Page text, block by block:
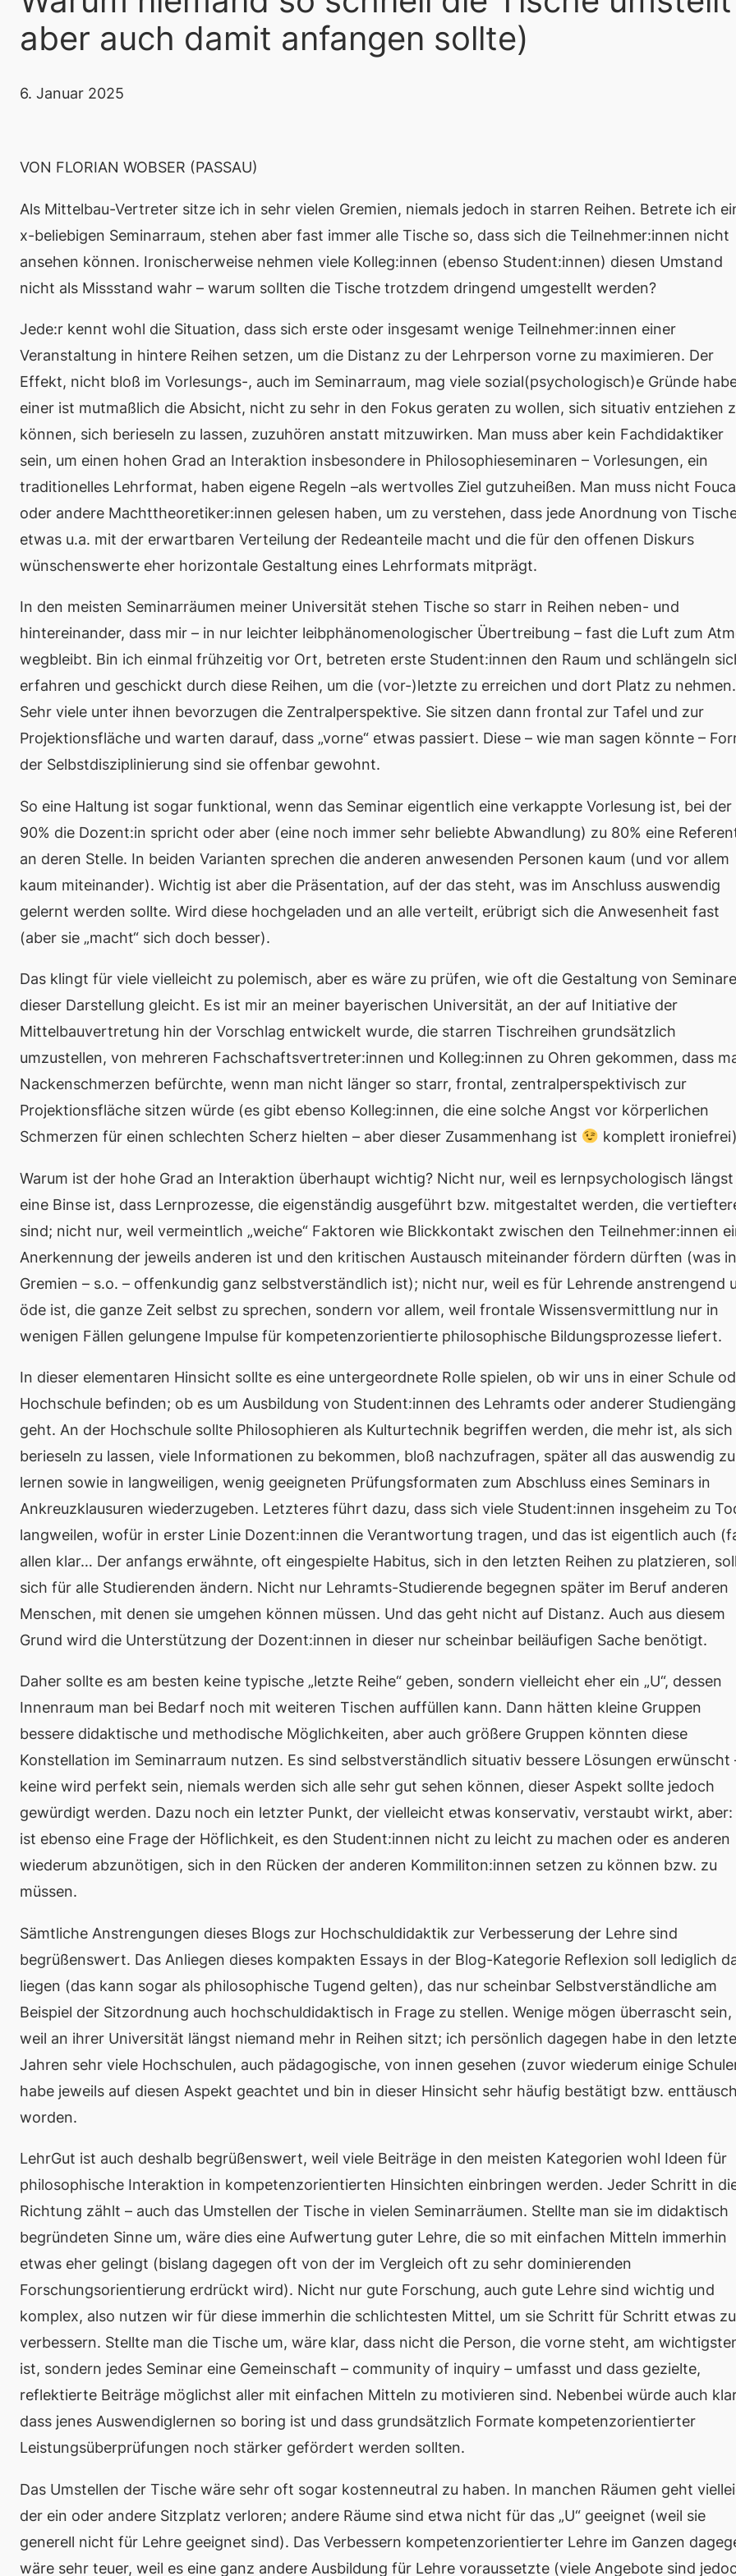
aber auch damit anfangen sollte)
6. Januar 2025
VON FLORIAN WOBSER (PASSAU)
Als Mittelbau-Vertreter sitze ich in sehr vielen Gremien, niemals jedoch in starren Reihen. Betrete ich
x-beliebigen Seminarraum, stehen aber fast immer alle Tische so, dass sich die Teilnehmer:innen nicht
ansehen können. Ironischerweise nehmen viele Kolleg:innen (ebenso Student:innen) diesen Umstand
nicht als Missstand wahr – warum sollten die Tische trotzdem dringend umgestellt werden?
Jede:r kennt wohl die Situation, dass sich erste oder insgesamt wenige Teilnehmer:innen einer
Veranstaltung in hintere Reihen setzen, um die Distanz zu der Lehrperson vorne zu maximieren. Der
Effekt, nicht bloß im Vorlesungs-, auch im Seminarraum, mag viele sozial(psychologisch)e Gründe
einer ist mutmaßlich die Absicht, nicht zu sehr in den Fokus geraten zu wollen, sich situativ entziehen
können, sich berieseln zu lassen, zuzuhören anstatt mitzuwirken. Man muss aber kein Fachdidaktiker
sein, um einen hohen Grad an Interaktion insbesondere in Philosophieseminaren – Vorlesungen, ein
traditionelles Lehrformat, haben eigene Regeln –als wertvolles Ziel gutzuheißen. Man muss nicht
oder andere Machttheoretiker:innen gelesen haben, um zu verstehen, dass jede Anordnung von
etwas u.a. mit der erwartbaren Verteilung der Redeanteile macht und die für den offenen Diskurs
wünschenswerte eher horizontale Gestaltung eines Lehrformats mitprägt.
In den meisten Seminarräumen meiner Universität stehen Tische so starr in Reihen neben- und
hintereinander, dass mir – in nur leichter leibphänomenologischer Übertreibung – fast die Luft zum
wegbleibt. Bin ich einmal frühzeitig vor Ort, betreten erste Student:innen den Raum und schlängeln
erfahren und geschickt durch diese Reihen, um die (vor-)letzte zu erreichen und dort Platz zu nehmen.
Sehr viele unter ihnen bevorzugen die Zentralperspektive. Sie sitzen dann frontal zur Tafel und zur
Projektionsfläche und warten darauf, dass „vorne“ etwas passiert. Diese – wie man sagen könnte –
der Selbstdisziplinierung sind sie offenbar gewohnt.
So eine Haltung ist sogar funktional, wenn das Seminar eigentlich eine verkappte Vorlesung ist, bei der
90% die Dozent:in spricht oder aber (eine noch immer sehr beliebte Abwandlung) zu 80% eine
an deren Stelle. In beiden Varianten sprechen die anderen anwesenden Personen kaum (und vor allem
kaum miteinander). Wichtig ist aber die Präsentation, auf der das steht, was im Anschluss auswendig
gelernt werden sollte. Wird diese hochgeladen und an alle verteilt, erübrigt sich die Anwesenheit fast
(aber sie „macht“ sich doch besser).
Das klingt für viele vielleicht zu polemisch, aber es wäre zu prüfen, wie oft die Gestaltung von
dieser Darstellung gleicht. Es ist mir an meiner bayerischen Universität, an der auf Initiative der
Mittelbauvertretung hin der Vorschlag entwickelt wurde, die starren Tischreihen grundsätzlich
umzustellen, von mehreren Fachschaftsvertreter:innen und Kolleg:innen zu Ohren gekommen, dass
Nackenschmerzen befürchte, wenn man nicht länger so starr, frontal, zentralperspektivisch zur
Projektionsfläche sitzen würde (es gibt ebenso Kolleg:innen, die eine solche Angst vor körperlichen
Schmerzen für einen schlechten Scherz hielten – aber dieser Zusammenhang ist
komplett
Warum ist der hohe Grad an Interaktion überhaupt wichtig? Nicht nur, weil es lernpsychologisch längst
eine Binse ist, dass Lernprozesse, die eigenständig ausgeführt bzw. mitgestaltet werden, die
sind; nicht nur, weil vermeintlich „weiche“ Faktoren wie Blickkontakt zwischen den Teilnehmer:innen
Anerkennung der jeweils anderen ist und den kritischen Austausch miteinander fördern dürften (was in
Gremien – s.o. – offenkundig ganz selbstverständlich ist); nicht nur, weil es für Lehrende anstrengend
öde ist, die ganze Zeit selbst zu sprechen, sondern vor allem, weil frontale Wissensvermittlung nur in
wenigen Fällen gelungene Impulse für kompetenzorientierte philosophische Bildungsprozesse liefert.
In dieser elementaren Hinsicht sollte es eine untergeordnete Rolle spielen, ob wir uns in einer Schule
Hochschule befinden; ob es um Ausbildung von Student:innen des Lehramts oder anderer
geht. An der Hochschule sollte Philosophieren als Kulturtechnik begriffen werden, die mehr ist, als sich
berieseln zu lassen, viele Informationen zu bekommen, bloß nachzufragen, später all das auswendig zu
lernen sowie in langweiligen, wenig geeigneten Prüfungsformaten zum Abschluss eines Seminars in
Ankreuzklausuren wiederzugeben. Letzteres führt dazu, dass sich viele Student:innen insgeheim zu
langweilen, wofür in erster Linie Dozent:innen die Verantwortung tragen, und das ist eigentlich auch
allen klar… Der anfangs erwähnte, oft eingespielte Habitus, sich in den letzten Reihen zu platzieren,
sich für alle Studierenden ändern. Nicht nur Lehramts-Studierende begegnen später im Beruf anderen
Menschen, mit denen sie umgehen können müssen. Und das geht nicht auf Distanz. Auch aus diesem
Grund wird die Unterstützung der Dozent:innen in dieser nur scheinbar beiläufigen Sache benötigt.
Daher sollte es am besten keine typische „letzte Reihe“ geben, sondern vielleicht eher ein „U“, dessen
Innenraum man bei Bedarf noch mit weiteren Tischen auffüllen kann. Dann hätten kleine Gruppen
bessere didaktische und methodische Möglichkeiten, aber auch größere Gruppen könnten diese
Konstellation im Seminarraum nutzen. Es sind selbstverständlich situativ bessere Lösungen erwünscht
keine wird perfekt sein, niemals werden sich alle sehr gut sehen können, dieser Aspekt sollte jedoch
gewürdigt werden. Dazu noch ein letzter Punkt, der vielleicht etwas konservativ, verstaubt wirkt, aber:
ist ebenso eine Frage der Höflichkeit, es den Student:innen nicht zu leicht zu machen oder es anderen
wiederum abzunötigen, sich in den Rücken der anderen Kommiliton:innen setzen zu können bzw. zu
müssen.
Sämtliche Anstrengungen dieses Blogs zur Hochschuldidaktik zur Verbesserung der Lehre sind
begrüßenswert. Das Anliegen dieses kompakten Essays in der Blog-Kategorie Reflexion soll lediglich
liegen (das kann sogar als philosophische Tugend gelten), das nur scheinbar Selbstverständliche am
Beispiel der Sitzordnung auch hochschuldidaktisch in Frage zu stellen. Wenige mögen überrascht sein,
weil an ihrer Universität längst niemand mehr in Reihen sitzt; ich persönlich dagegen habe in den
Jahren sehr viele Hochschulen, auch pädagogische, von innen gesehen (zuvor wiederum einige
habe jeweils auf diesen Aspekt geachtet und bin in dieser Hinsicht sehr häufig bestätigt bzw.
worden.
LehrGut ist auch deshalb begrüßenswert, weil viele Beiträge in den meisten Kategorien wohl Ideen für
philosophische Interaktion in kompetenzorientierten Hinsichten einbringen werden. Jeder Schritt in
Richtung zählt – auch das Umstellen der Tische in vielen Seminarräumen. Stellte man sie im didaktisch
begründeten Sinne um, wäre dies eine Aufwertung guter Lehre, die so mit einfachen Mitteln immerhin
etwas eher gelingt (bislang dagegen oft von der im Vergleich oft zu sehr dominierenden
Forschungsorientierung erdrückt wird). Nicht nur gute Forschung, auch gute Lehre sind wichtig und
komplex, also nutzen wir für diese immerhin die schlichtesten Mittel, um sie Schritt für Schritt etwas zu
verbessern. Stellte man die Tische um, wäre klar, dass nicht die Person, die vorne steht, am
ist, sondern jedes Seminar eine Gemeinschaft – community of inquiry – umfasst und dass gezielte,
reflektierte Beiträge möglichst aller mit einfachen Mitteln zu motivieren sind. Nebenbei würde auch
dass jenes Auswendiglernen so boring ist und dass grundsätzlich Formate kompetenzorientierter
Leistungsüberprüfungen noch stärker gefördert werden sollten.
Das Umstellen der Tische wäre sehr oft sogar kostenneutral zu haben. In manchen Räumen geht
der ein oder andere Sitzplatz verloren; andere Räume sind etwa nicht für das „U“ geeignet (weil sie
generell nicht für Lehre geeignet sind). Das Verbessern kompetenzorientierter Lehre im Ganzen
wäre sehr teuer, weil es eine ganz andere Ausbildung für Lehre voraussetzte (viele Angebote sind